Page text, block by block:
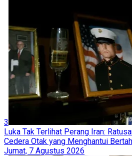
3
Luka Tak Terlihat Perang Iran:
Cedera Otak yang Menghantui
Jumat, 7 Agustus 2026